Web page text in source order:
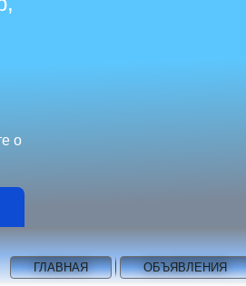
о
ГЛАВНАЯ ОБЪЯВЛЕНИЯ